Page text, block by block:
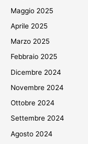
Maggio 2025
Aprile 2025
Marzo 2025
Febbraio 2025
Dicembre 2024
Novembre 2024
Ottobre 2024
Settembre 2024
Agosto 2024